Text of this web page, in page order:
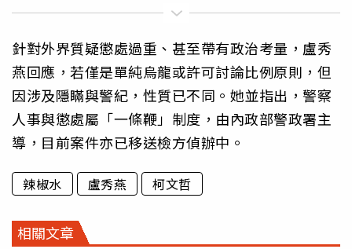
針對外界質疑懲處過重、甚至帶有政治考量，盧秀
燕回應，若僅是單純烏龍或許可討論比例原則，但
因涉及隱瞞與警紀，性質已不同。她並指出，警察
人事與懲處屬「一條鞭」制度，由內政部警政署主
導，目前案件亦已移送檢方偵辦中。
辣椒水 盧秀燕 柯文哲
相關文章